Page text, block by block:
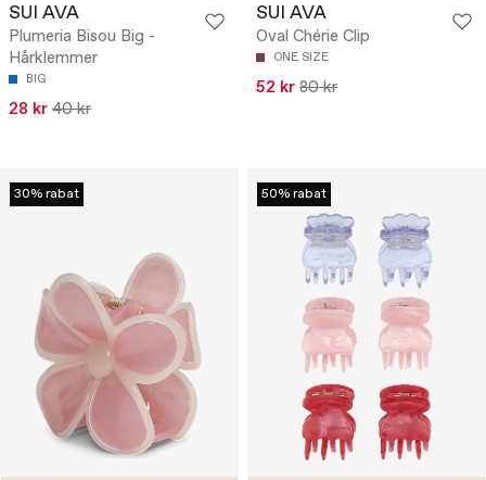
SUI AVA
Plumeria Bisou Big -
Hårklemmer
BIG
28 kr 40 kr
SUI AVA
Oval Chérie Clip
ONE SIZE
52 kr 80 kr
30% rabat 50% rabat